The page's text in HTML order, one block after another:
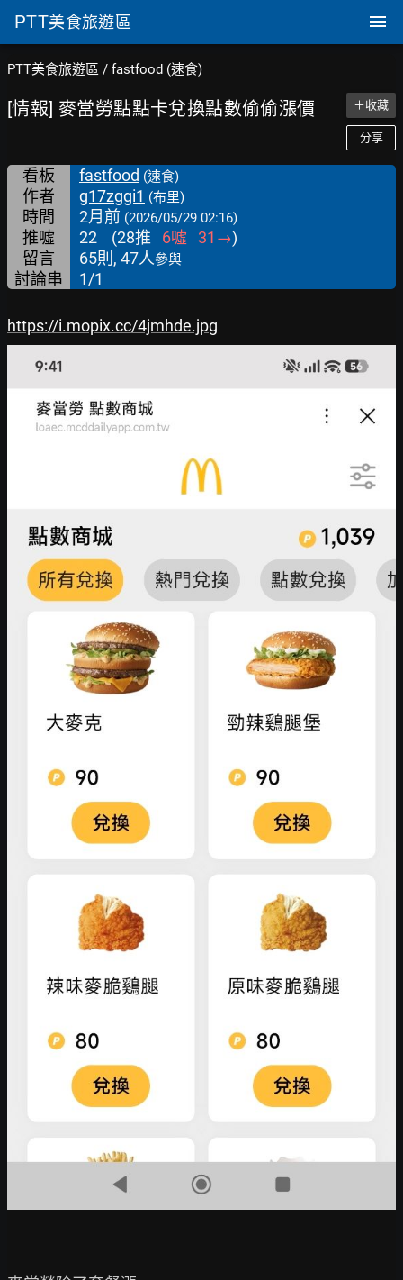
PTT美食旅遊區
PTT美食旅遊區 / fastfood (速食)
[情報] 麥當勞點點卡兌換點數偷偷漲價 ＋收藏
分享
看板 fastfood (速食)
作者 g17zggi1 (布里)
時間 2月前 (2026/05/29 02:16)
推噓 22 (28推 6噓 31 →)
留言
65則, 47人參與
討論串 1/1
https://i.mopix.cc/4jmhde.jpg